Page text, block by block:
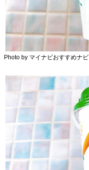
Photo by マイナビおすすめナビ